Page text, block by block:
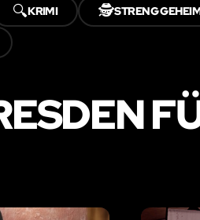
🔍KRIMI 🕵️STRENG